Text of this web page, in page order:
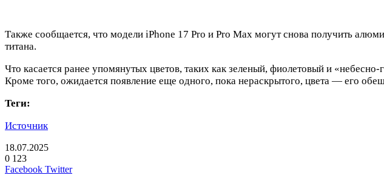
Также сообщается, что модели iPhone 17 Pro и Pro Max могут снова получить
титана.
Что касается ранее упомянутых цветов, таких как зеленый, фиолетовый и
Кроме того, ожидается появление еще одного, пока нераскрытого, цвета — его
Теги:
Источник
18.07.2025
0 123
Facebook TwitterLinkedIn
Pinterest
Вконтакте
Одноклассники
Skype
WhatsApp
Telegram
Viber